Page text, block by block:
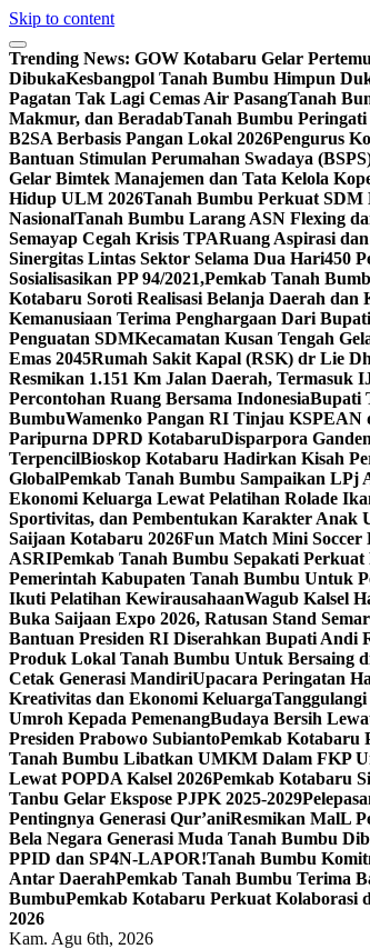
Skip to content
Trending News: GOW Kotabaru Gelar
DibukaKesbangpol Tanah Bumbu Himpun
Pagatan Tak Lagi Cemas Air PasangTanah
Makmur, dan BeradabTanah Bumbu
B2SA Berbasis Pangan Lokal 2026Pengurus
Bantuan Stimulan Perumahan Swadaya
Gelar Bimtek Manajemen dan Tata Kelola
Hidup ULM 2026Tanah Bumbu Perkuat SDM
NasionalTanah Bumbu Larang ASN Flexing
Semayap Cegah Krisis TPARuang Aspirasi
Sinergitas Lintas Sektor Selama Dua Hari450
Sosialisasikan PP 94/2021,Pemkab Tanah
Kotabaru Soroti Realisasi Belanja Daerah dan
Kemanusiaan Terima Penghargaan Dari
Penguatan SDMKecamatan Kusan Tengah
Emas 2045Rumah Sakit Kapal (RSK) dr Lie
Resmikan 1.151 Km Jalan Daerah, Termasuk
Percontohan Ruang Bersama IndonesiaBupati
BumbuWamenko Pangan RI Tinjau KSPEAN
Paripurna DPRD KotabaruDisparpora
TerpencilBioskop Kotabaru Hadirkan Kisah
GlobalPemkab Tanah Bumbu Sampaikan LPj
Ekonomi Keluarga Lewat Pelatihan Rolade
Sportivitas, dan Pembentukan Karakter Anak
Saijaan Kotabaru 2026Fun Match Mini Soccer
ASRIPemkab Tanah Bumbu Sepakati
Pemerintah Kabupaten Tanah Bumbu Untuk
Ikuti Pelatihan KewirausahaanWagub Kalsel
Buka Saijaan Expo 2026, Ratusan Stand
Bantuan Presiden RI Diserahkan Bupati
Produk Lokal Tanah Bumbu Untuk Bersaing
Cetak Generasi MandiriUpacara Peringatan
Kreativitas dan Ekonomi Keluarga
Umroh Kepada PemenangBudaya Bersih
Presiden Prabowo SubiantoPemkab Kotabaru
Tanah Bumbu Libatkan UMKM Dalam FKP
Lewat POPDA Kalsel 2026Pemkab Kotabaru
Tanbu Gelar Ekspose PJPK 2025-2029
Pentingnya Generasi Qur’aniResmikan MalL
Bela Negara Generasi Muda Tanah Bumbu
PPID dan SP4N-LAPOR!Tanah Bumbu
Antar DaerahPemkab Tanah Bumbu Terima
BumbuPemkab Kotabaru Perkuat Kolaborasi
2026
Kam. Agu 6th, 2026